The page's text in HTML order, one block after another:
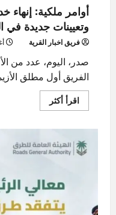
أوامر ملكية: إنهاء
وتعيينات جديدة في
فريق اخبار القرية
صدر، اليوم، عدد من
الفريق أول مطلق
اقرأ أكثر
المزيد
إنهاء
خدمة
الفريق
الأزيمع
وتعيينات
جديدة
في